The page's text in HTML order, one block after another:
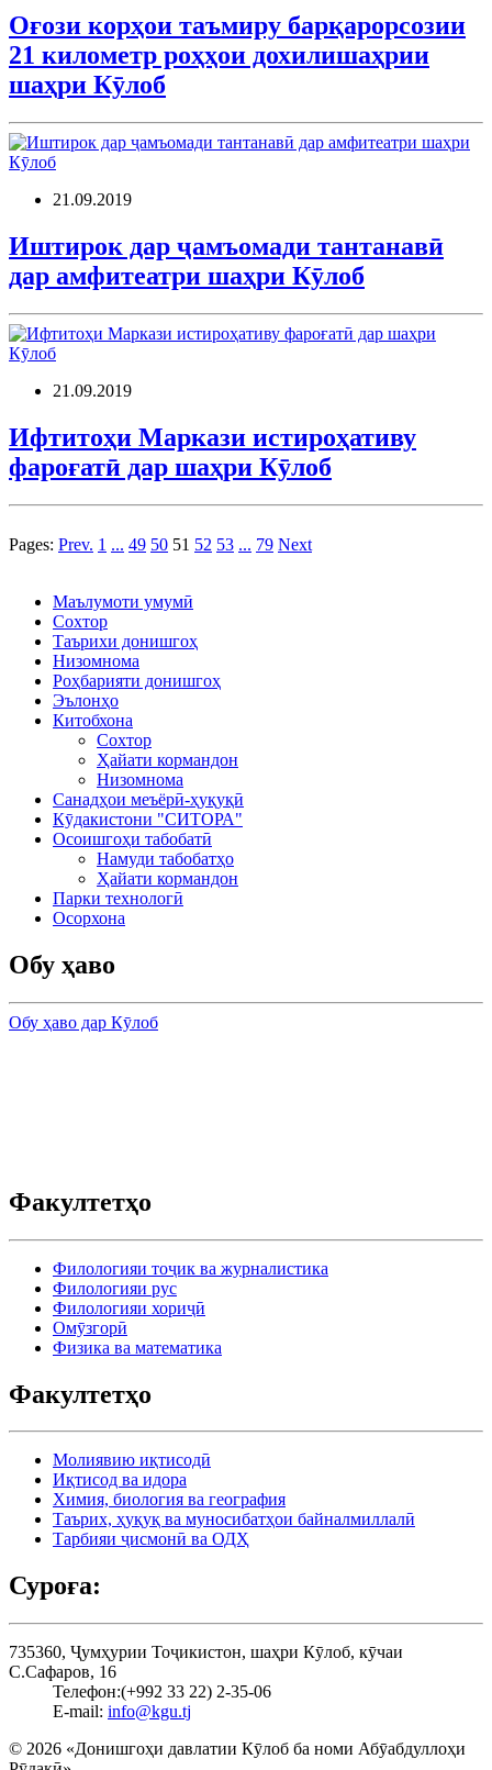
Оғози корҳои таъмиру барқарорсозии
21 километр роҳҳои дохилишаҳрии
шаҳри Кӯлоб
21.09.2019
Иштирок дар ҷамъомади тантанавӣ
дар амфитеатри шаҳри Кӯлоб
21.09.2019
Ифтитоҳи Маркази истироҳативу
фароғатӣ дар шаҳри Кӯлоб
Pages: Prev. 1 ... 49 50 51 52 53 ... 79 Next
Маълумоти умумӣ
Сохтор
Таърихи донишгоҳ
Низомнома
Роҳбарияти донишгоҳ
Эълонҳо
Китобхона
Сохтор
Ҳайати кормандон
Низомнома
Санадҳои меъёрӣ-ҳуқуқӣ
Кӯдакистони "СИТОРА"
Осоишгоҳи табобатӣ
Намуди табобатҳо
Ҳайати кормандон
Парки технологӣ
Осорхона
Обу ҳаво
Обу ҳаво дар Кӯлоб
Факултетҳо
Филологияи тоҷик ва журналистика
Филологияи рус
Филологияи хориҷӣ
Омӯзгорӣ
Физика ва математика
Факултетҳо
Молиявию иқтисодӣ
Иқтисод ва идора
Химия, биология ва география
Таърих, ҳуқуқ ва муносибатҳои байналмиллалӣ
Тарбияи ҷисмонӣ ва ОДҲ
Суроға:
735360, Ҷумҳурии Тоҷикистон, шаҳри Кӯлоб, кӯчаи
С.Сафаров, 16
Телефон:(+992 33 22) 2-35-06
E-mail: info@kgu.tj
© 2026 «Донишгоҳи давлатии Кӯлоб ба номи Абӯабдуллоҳи